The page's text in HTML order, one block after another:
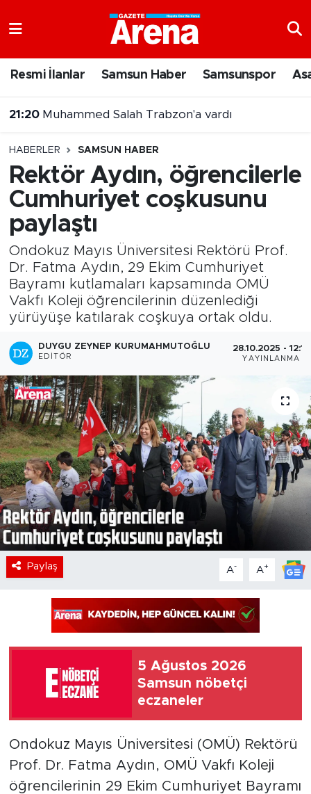
Resmi İlanlar Samsun Haber Samsunspor
21:20 Muhammed Salah Trabzon'a vardı
HABERLER SAMSUN HABER
Rektör Aydın, öğrencilerle
Cumhuriyet coşkusunu
paylaştı
Ondokuz Mayıs Üniversitesi Rektörü Prof.
Dr. Fatma Aydın, 29 Ekim Cumhuriyet
Bayramı kutlamaları kapsamında OMÜ
Vakfı Koleji öğrencilerinin düzenlediği
yürüyüşe katılarak coşkuya ortak oldu.
DUYGU ZEYNEP KURUMAHMUTOĞLU
EDITÖR
28.10.2025 - 12:16
YAYINLANMA
Paylaş A- A+
5 Ağustos 2026
Samsun nöbetçi
eczaneler
Ondokuz Mayıs Üniversitesi (OMÜ) Rektörü
Prof. Dr. Fatma Aydın, OMÜ Vakfı Koleji
öğrencilerinin 29 Ekim Cumhuriyet Bayramı
Süper Lig Puan Durumu ve Fikstür
Tüm Manşetler
Son Dakika Haberleri
Haber Arşivi